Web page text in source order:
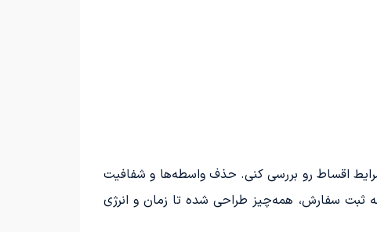
اقساط رو بررسی کنی. حذف واسطه‌ها و شفافیت
ثبت سفارش، همه‌چیز طراحی شده تا زمان و انرژی